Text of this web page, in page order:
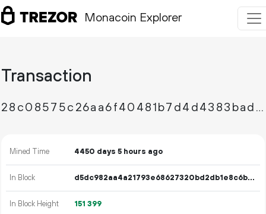
Monacoin Explorer
Transaction
28c08575c26aa6f40481b7d4d4383badcdf9acb6120ba71ea2f85f27695aa227
Mined Time 4450 days 5 hours ago
In Block d5dc982aa4a21793e68627320bd2db1e8c6bc457eff79288a2f8cc4aa0ebf2df
In Block Height 151 399